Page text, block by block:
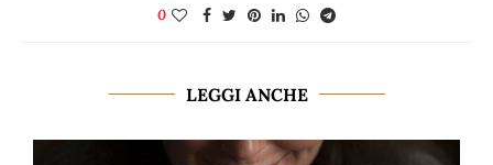
0
LEGGI ANCHE